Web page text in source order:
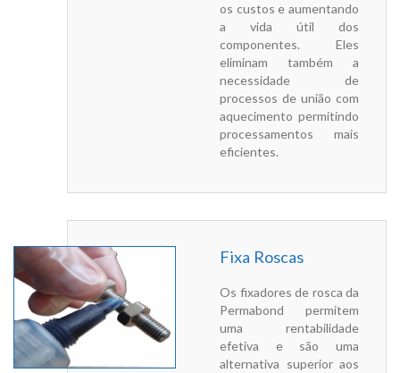
os custos e aumentando
a vida útil dos
componentes. Eles
eliminam também a
necessidade de
processos de união com
aquecimento permitindo
processamentos mais
eficientes.
Fixa Roscas
Os fixadores de rosca da
Permabond permitem
uma rentabilidade
efetiva e são uma
alternativa superior aos